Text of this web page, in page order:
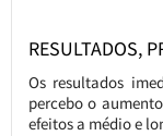
RESULTADOS,
Os resultados
percebo o
efeitos a médio e